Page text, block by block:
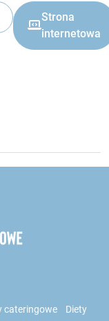
Strona
internetowa
cateringowe Diety